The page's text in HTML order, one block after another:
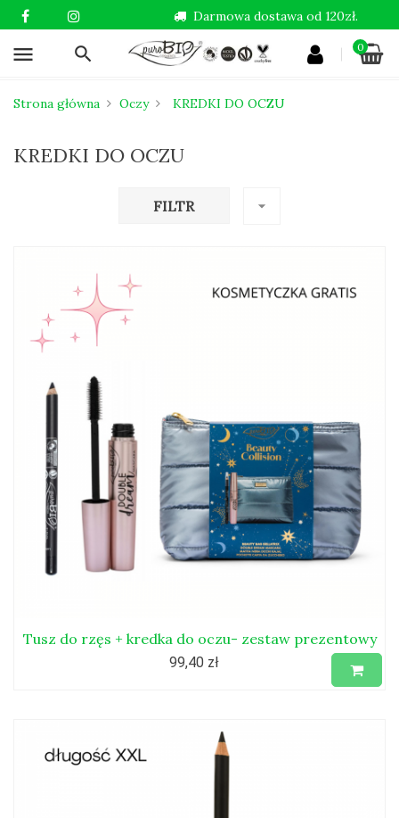
menu 0
Darmowa dostawa od 120zł.
Strona główna Oczy KREDKI DO OCZU
KREDKI DO OCZU
FILTR arrow_drop_down
Tusz do rzęs + kredka do oczu- zestaw prezentowy
99,40 zł